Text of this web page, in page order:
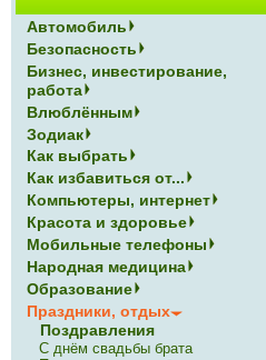
Автомобиль
Безопасность
Бизнес, инвестирование,
работа
Влюблённым
Зодиак
Как выбрать
Как избавиться от...
Компьютеры, интернет
Красота и здоровье
Мобильные телефоны
Народная медицина
Образование
Праздники, отдых
Поздравления
С днём свадьбы брата